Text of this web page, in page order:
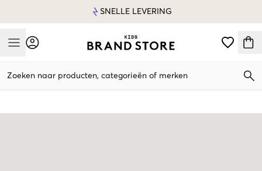
SNELLE LEVERING
Mobile Menu
Zoeken naar producten, categorieën of merken